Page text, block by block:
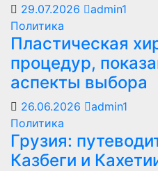
29.07.2026
admin1
Политика
Пластическая
процедур,
аспекты выбора
26.06.2026
admin1
Политика
Грузия:
Казбеги и